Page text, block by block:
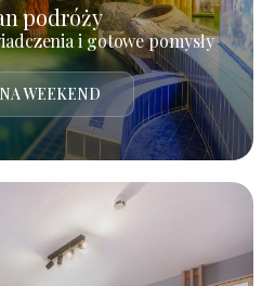
podróży
i gotowe pomysły
WEEKEND